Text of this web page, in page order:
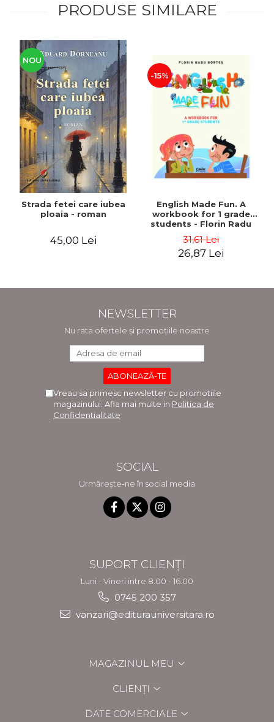
PRODUSE SIMILARE
NOU
Strada fetei care iubea
ploaia - roman
45,00 Lei
-15%
English Made Fun. A
workbook for 1 grade
students - Florin Radu
Bortes
31,61 Lei
26,87 Lei
NEWSLETTER
Nu rata ofertele și promoțiile noastre
Vreau sa primesc newsletter cu promotiile
magazinului. Afla mai multe in Politica de
Confidentialitate
SOCIAL
Urmărește-ne în social media
SUPORT CLIENȚI
Luni - Vineri intre 8.00 - 16.00
0745 200 357
vanzari@editurauniversitara.ro
MAGAZINUL MEU
CLIENȚI
DATE COMERCIALE